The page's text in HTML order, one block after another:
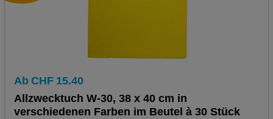
Ab CHF 15.40
Allzwecktuch W-30, 38 x 40 cm in
verschiedenen Farben im Beutel à 30 Stück